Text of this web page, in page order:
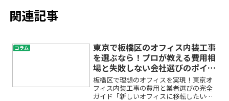
関連記事
コラム
東京で板橋区のオフィス内装工事
を選ぶなら！プロが教える費用相
場と失敗しない会社選びのポイン
ト
板橋区で理想のオフィスを実現！東京オ
フィス内装工事の費用と業者選びの完全
ガイド「新しいオフィスに移転したいけ